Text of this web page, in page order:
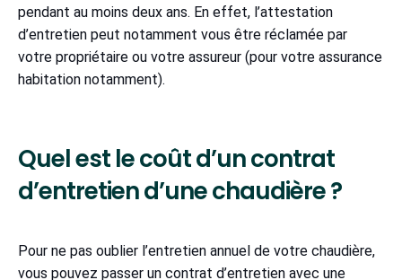
pendant au moins deux ans. En effet, l’attestation
d’entretien peut notamment vous être réclamée par
votre propriétaire ou votre assureur (pour votre assurance
habitation notamment).
Quel est le coût d’un contrat
d’entretien d’une chaudière ?
Pour ne pas oublier l’entretien annuel de votre chaudière,
vous pouvez passer un contrat d’entretien avec une